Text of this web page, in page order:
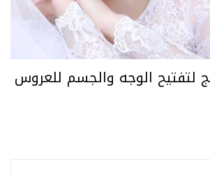
لتفتيح الوجه والجسم للعروس